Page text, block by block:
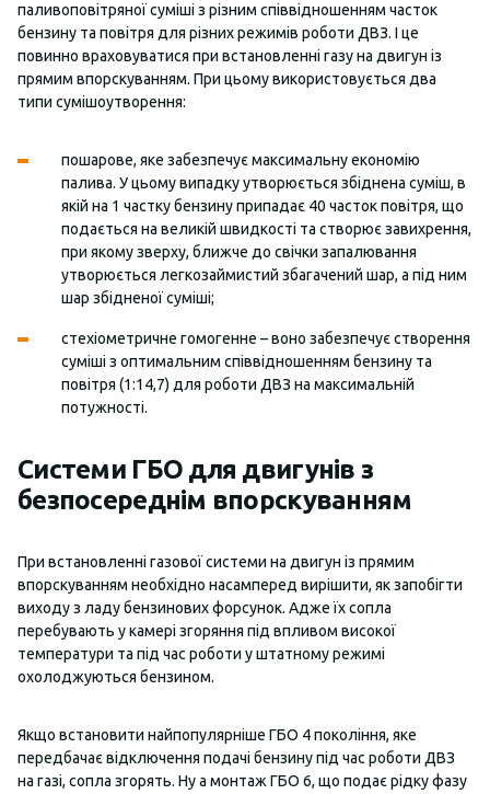
паливоповітряної суміші з різним співвідношенням часток
бензину та повітря для різних режимів роботи ДВЗ. І це
повинно враховуватися при встановленні газу на двигун із
прямим впорскуванням. При цьому використовується два
типи сумішоутворення:
пошарове, яке забезпечує максимальну економію
палива. У цьому випадку утворюється збіднена суміш, в
якій на 1 частку бензину припадає 40 часток повітря, що
подається на великій швидкості та створює завихрення,
при якому зверху, ближче до свічки запалювання
утворюється легкозаймистий збагачений шар, а під ним
шар збідненої суміші;
стехіометричне гомогенне – воно забезпечує створення
суміші з оптимальним співвідношенням бензину та
повітря (1:14,7) для роботи ДВЗ на максимальній
потужності.
Системи ГБО для двигунів з
безпосереднім впорскуванням
При встановленні газової системи на двигун із прямим
впорскуванням необхідно насамперед вирішити, як запобігти
виходу з ладу бензинових форсунок. Адже їх сопла
перебувають у камері згоряння під впливом високої
температури та під час роботи у штатному режимі
охолоджуються бензином.
Якщо встановити найпопулярніше ГБО 4 покоління, яке
передбачає відключення подачі бензину під час роботи ДВЗ
на газі, сопла згорять. Ну а монтаж ГБО 6, що подає рідку фазу